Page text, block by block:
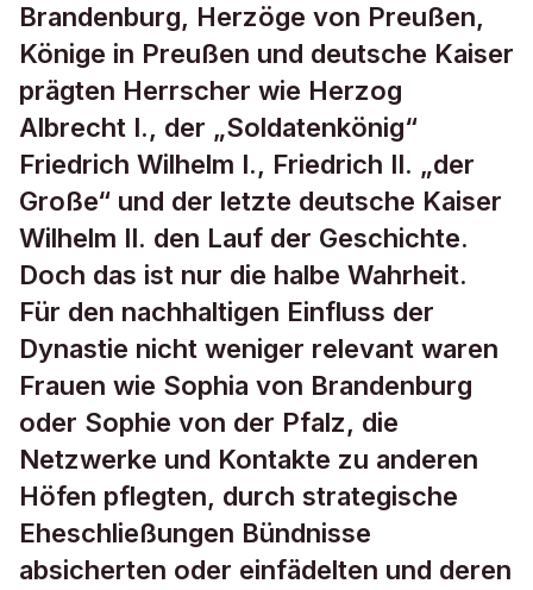
Brandenburg, Herzöge von Preußen,
Könige in Preußen und deutsche Kaiser
prägten Herrscher wie Herzog
Albrecht I., der „Soldatenkönig“
Friedrich Wilhelm I., Friedrich II. „der
Große“ und der letzte deutsche Kaiser
Wilhelm II. den Lauf der Geschichte.
Doch das ist nur die halbe Wahrheit.
Für den nachhaltigen Einfluss der
Dynastie nicht weniger relevant waren
Frauen wie Sophia von Brandenburg
oder Sophie von der Pfalz, die
Netzwerke und Kontakte zu anderen
Höfen pflegten, durch strategische
Eheschließungen Bündnisse
absicherten oder einfädelten und deren